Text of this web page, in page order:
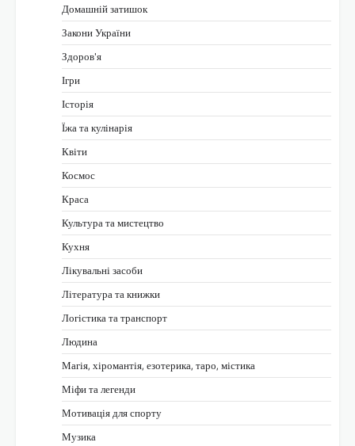
Домашній затишок
Закони України
Здоров'я
Ігри
Історія
Їжа та кулінарія
Квіти
Космос
Краса
Культура та мистецтво
Кухня
Лікувальні засоби
Література та книжки
Логістика та транспорт
Людина
Магія, хіромантія, езотерика, таро, містика
Міфи та легенди
Мотивація для спорту
Музика